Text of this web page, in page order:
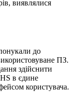
виявлялися
до
ПЗ.
здійснити
в єдине
користувача.